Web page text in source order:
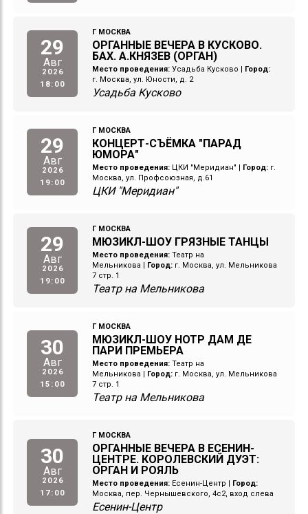
29
Авг
2026
18:00
Г МОСКВА
ОРГАННЫЕ ВЕЧЕРА В КУСКОВО.
БАХ. А.КНЯЗЕВ (ОРГАН)
Место проведения: Усадьба Кусково | Город:
г. Москва, ул. Юности, д. 2
Усадьба Кусково
29
Авг
2026
19:00
Г МОСКВА
КОНЦЕРТ-СЪЁМКА "ПАРАД
ЮМОРА"
Место проведения: ЦКИ "Меридиан" | Город: г.
Москва, ул. Профсоюзная, д.61
ЦКИ "Меридиан"
29
Авг
2026
19:00
Г МОСКВА
МЮЗИКЛ-ШОУ ГРЯЗНЫЕ ТАНЦЫ
Место проведения: Театр на
Мельникова | Город: г. Москва, ул. Мельникова
7 стр. 1
Театр на Мельникова
30
Авг
2026
15:00
Г МОСКВА
МЮЗИКЛ-ШОУ НОТР ДАМ ДЕ
ПАРИ ПРЕМЬЕРА
Место проведения: Театр на
Мельникова | Город: г. Москва, ул. Мельникова
7 стр. 1
Театр на Мельникова
30
Авг
2026
17:00
Г МОСКВА
ОРГАННЫЕ ВЕЧЕРА В ЕСЕНИН-
ЦЕНТРЕ. КОРОЛЕВСКИЙ ДУЭТ:
ОРГАН И РОЯЛЬ
Место проведения: Есенин-Центр | Город:
Москва, пер. Чернышевского, 4с2, вход слева
Есенин-Центр